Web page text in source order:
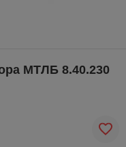
МТЛБ 8.40.230